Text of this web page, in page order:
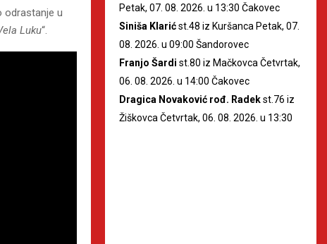
odrastanje u
Luku“.
Petak, 07. 08. 2026. u 13:30 Čakovec
Siniša Klarićst.48 iz Kuršanca Petak, 07.
08. 2026. u 09:00 Šandorovec
Franjo Šardi st.80 iz Mačkovca Četvrtak,
06. 08. 2026. u 14:00 Čakovec
Dragica Novaković rođ. Radekst.76 iz
Žiškovca Četvrtak, 06. 08. 2026. u 13:30